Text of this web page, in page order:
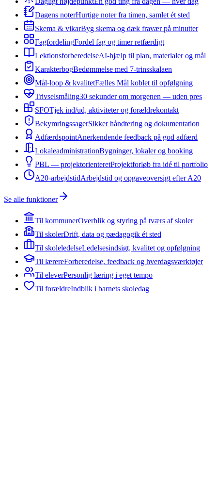
Dagens noterHurtige noter fra timen, samlet ét sted
Skema & vikarByg skema og dæk fravær på minutter
FagfordelingFordel fag og timer retfærdigt
LektionsforberedelseAI-hjælp til plan, materialer og mål
KarakterbogBedømmelse med 7-trinsskalaen
Mål-loop & kvalitetFælles Mål koblet til opfølgning
Trivselsmåling30 sekunder om morgenen — uden pres
SFOTjek ind/ud, aktiviteter og forældrekontakt
BekymringssagerSikker håndtering og dokumentation
AdfærdspointAnerkendende feedback på god adfærd
LokaleadministrationBygninger, lokaler og booking
PBL — projektorienteretProjektforløb fra idé til portfolio
A20-arbejdstidArbejdstid og opgaveoversigt efter A20
Se alle funktioner
Til kommunerOverblik og styring på tværs af skoler
Til skolerDrift, data og pædagogik ét sted
Til skoleledelseLedelsesindsigt, kvalitet og opfølgning
Til lærereForberedelse, feedback og hverdagsværktøjer
Til eleverPersonlig læring i eget tempo
Til forældreIndblik i barnets skoledag